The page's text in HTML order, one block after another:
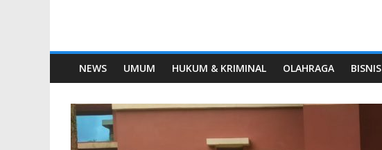
NEWS UMUM HUKUM & KRIMINAL OLAHRAGA BISNIS